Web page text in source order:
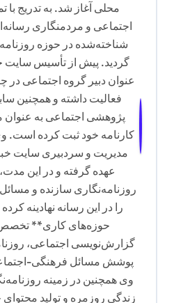
محلی آغاز شد. به تدریج
اجتماعی و مردمنگاری
شناخته‌شده در حوزه
گردید. پیش از تأسیس
عنوان دبیر گروه اجتماعی
فعالیت داشته و همچنین
پژوهشی اجتماعی به عنوان
مدیریت و سردبیری سایت
عهده گرفته و در این
روزنامه‌نگاری سازنده و
را در این رسانه نهادینه
حوزه‌های کاری**
گزارش‌نویسی اجتماعی،
پوشش مسائل فرهنگی-
وی همچنین در زمینه
زندگی روزمره و تولید محتوای